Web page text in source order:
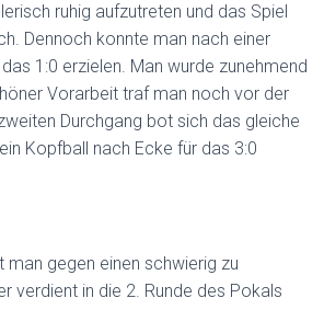
N
ruhig aufzutreten und das Spiel
Dennoch konnte man nach einer
1:0 erzielen. Man wurde zunehmend
Vorarbeit traf man noch vor der
Durchgang bot sich das gleiche
Kopfball nach Ecke für das 3:0
man gegen einen schwierig zu
verdient in die 2. Runde des Pokals